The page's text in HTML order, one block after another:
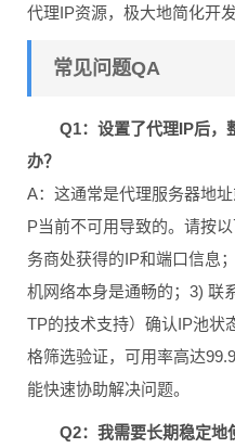
代理IP资源，极大地简化开发
常见问题QA
Q1：设置了代理IP后，
办？
A：这通常是代理服务器地
P当前不可用导致的。请按
务商处获得的IP和端口信息
机网络本身是通畅的；3) 联
TP的技术支持）确认IP池状
格筛选验证，可用率高达
能快速协助解决问题。
Q2：我需要长期稳定地